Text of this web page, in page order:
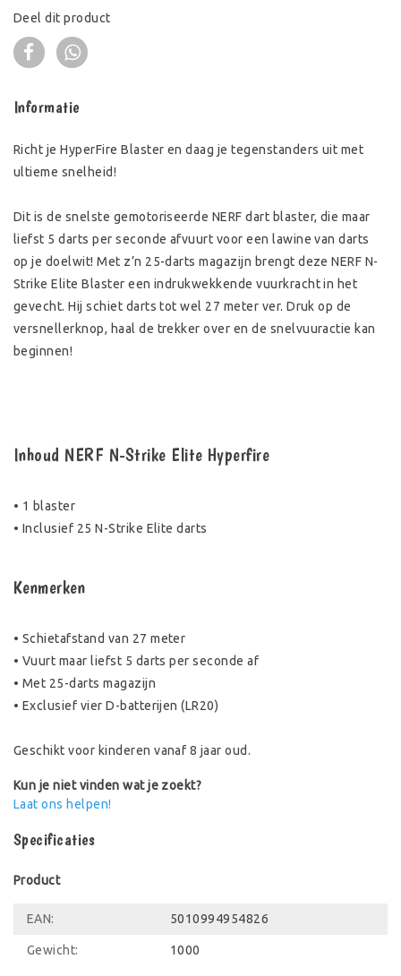
Deel dit product
Informatie
Richt je HyperFire Blaster en daag je tegenstanders uit met
ultieme snelheid!
Dit is de snelste gemotoriseerde NERF dart blaster, die maar
liefst 5 darts per seconde afvuurt voor een lawine van darts
op je doelwit! Met z’n 25-darts magazijn brengt deze NERF N-
Strike Elite Blaster een indrukwekkende vuurkracht in het
gevecht. Hij schiet darts tot wel 27 meter ver. Druk op de
versnellerknop, haal de trekker over en de snelvuuractie kan
beginnen!
Inhoud NERF N-Strike Elite Hyperfire
• 1 blaster
• Inclusief 25 N-Strike Elite darts
Kenmerken
• Schietafstand van 27 meter
• Vuurt maar liefst 5 darts per seconde af
• Met 25-darts magazijn
• Exclusief vier D-batterijen (LR20)
Geschikt voor kinderen vanaf 8 jaar oud.
Kun je niet vinden wat je zoekt?
Laat ons helpen!
Specificaties
Product
EAN: 5010994954826
Gewicht: 1000